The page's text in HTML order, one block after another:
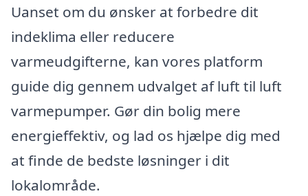
Uanset om du ønsker at forbedre dit
indeklima eller reducere
varmeudgifterne, kan vores platform
guide dig gennem udvalget af luft til luft
varmepumper. Gør din bolig mere
energieffektiv, og lad os hjælpe dig med
at finde de bedste løsninger i dit
lokalområde.